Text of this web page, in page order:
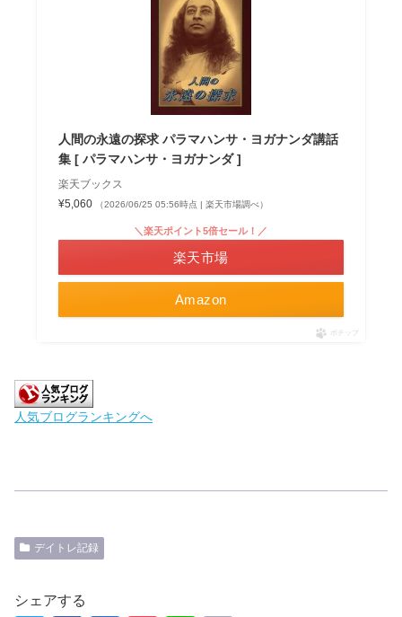
人間の永遠の探求 パラマハンサ・ヨガナンダ講話
集 [ パラマハンサ・ヨガナンダ ]
楽天ブックス
¥5,060
（2026/06/25 05:56時点 | 楽天市場調べ）
Amazon
＼楽天ポイント5倍セール！／
楽天市場
ポチップ
人気ブログランキングへ
デイトレ記録
シェアする